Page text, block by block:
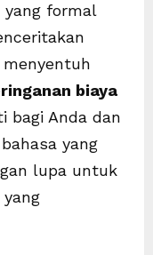
formal
biaya
bagi Anda dan
yang
lupa untuk